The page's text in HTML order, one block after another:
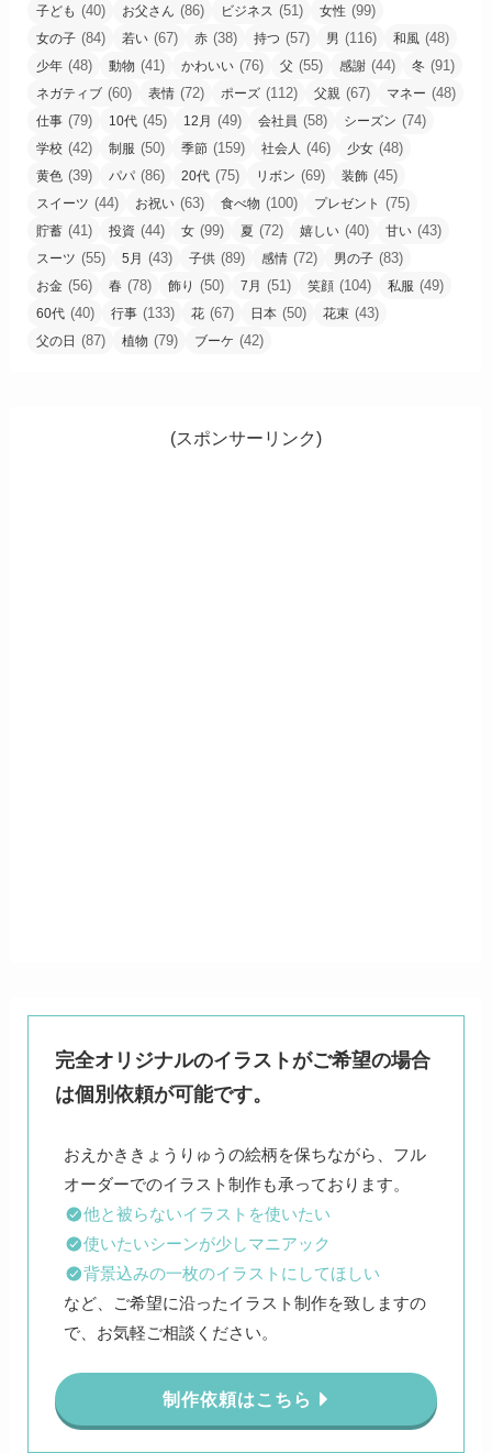
子ども (40) お父さん (86) ビジネス (51) 女性 (99)
女の子 (84) 若い (67) 赤 (38) 持つ (57) 男 (116) 和風 (48)
少年 (48) 動物 (41) かわいい (76) 父 (55) 感謝 (44) 冬 (91)
ネガティブ (60) 表情 (72) ポーズ (112) 父親 (67) マネー (48)
仕事 (79) 10代 (45) 12月 (49) 会社員 (58) シーズン (74)
学校 (42) 制服 (50) 季節 (159) 社会人 (46) 少女 (48)
黄色 (39) パパ (86) 20代 (75) リボン (69) 装飾 (45)
スイーツ (44) お祝い (63) 食べ物 (100) プレゼント (75)
貯蓄 (41) 投資 (44) 女 (99) 夏 (72) 嬉しい (40) 甘い (43)
スーツ (55) 5月 (43) 子供 (89) 感情 (72) 男の子 (83)
お金 (56) 春 (78) 飾り (50) 7月 (51) 笑顔 (104) 私服 (49)
60代 (40) 行事 (133) 花 (67) 日本 (50) 花束 (43)
父の日 (87) 植物 (79) ブーケ (42)
(スポンサーリンク)
完全オリジナルのイラストがご希望の場合
は個別依頼が可能です。
おえかききょうりゅうの絵柄を保ちながら、フル
他と被らないイラストを使いたい
使いたいシーンが少しマニアック
背景込みの一枚のイラストにしてほしい
など、ご希望に沿ったイラスト制作を致しますの
で、お気軽ご相談ください。
制作依頼はこちら